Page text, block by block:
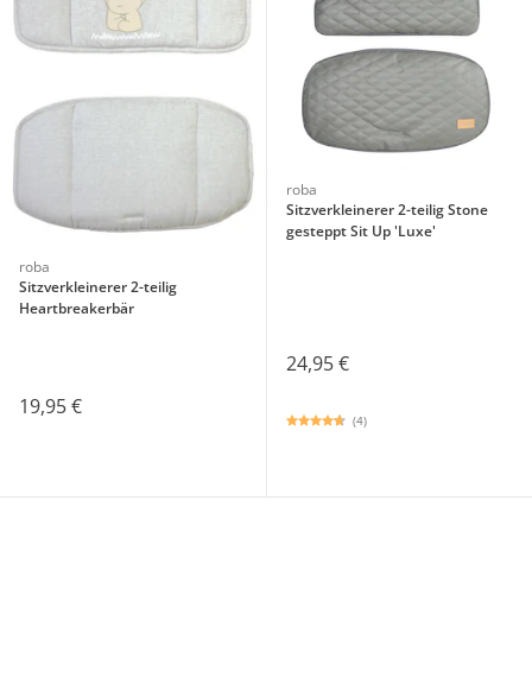
roba
Sitzverkleinerer 2-teilig
Heartbreakerbär
19,95 €
roba
Sitzverkleinerer 2-teilig Stone
gesteppt Sit Up 'Luxe'
24,95 €
(4)